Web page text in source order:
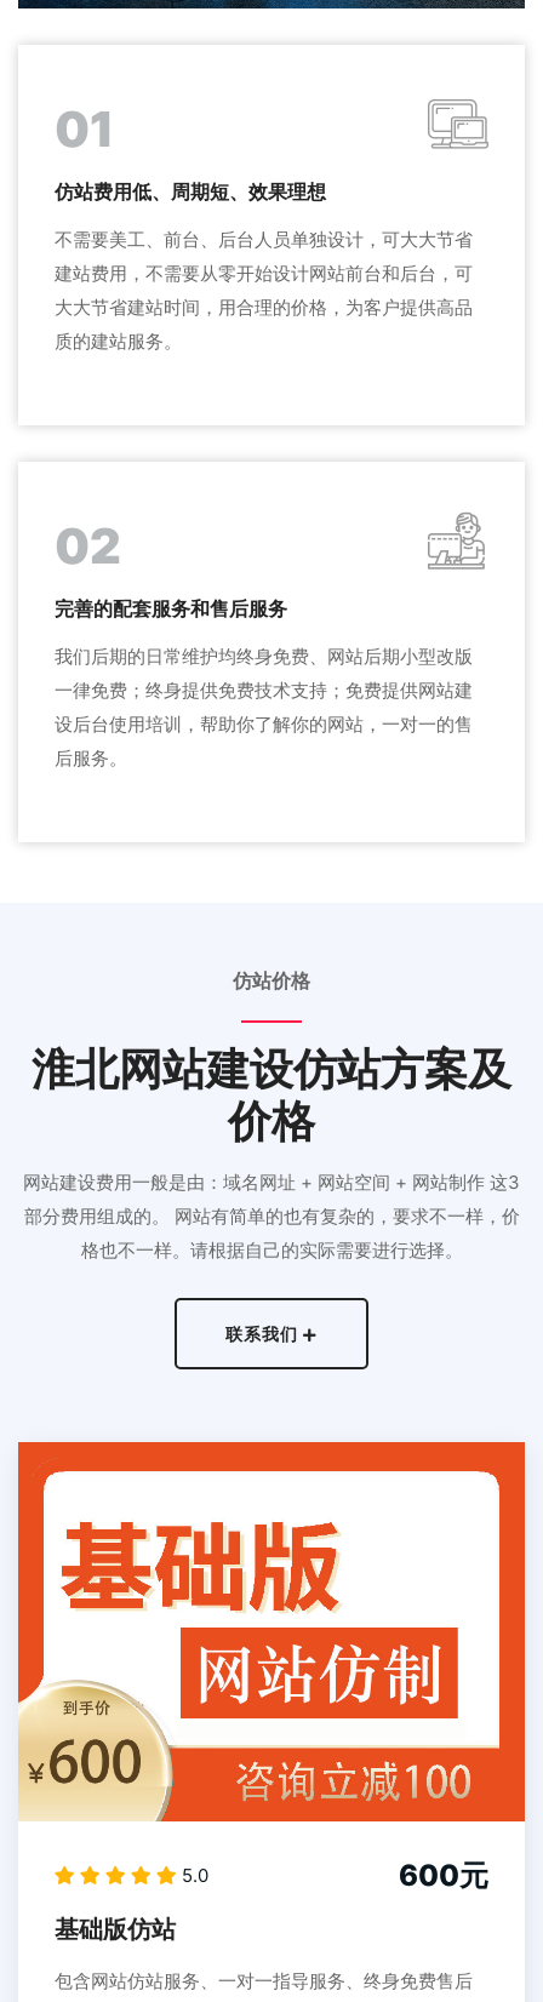
01
仿站费用低、周期短、效果理想
不需要美工、前台、后台人员单独设计，可大大节省
建站费用，不需要从零开始设计网站前台和后台，可
大大节省建站时间，用合理的价格，为客户提供高品
质的建站服务。
02
完善的配套服务和售后服务
我们后期的日常维护均终身免费、网站后期小型改版
一律免费；终身提供免费技术支持；免费提供网站建
设后台使用培训，帮助你了解你的网站，一对一的售
后服务。
仿站价格
淮北网站建设仿站方案及
价格
网站建设费用一般是由：域名网址 + 网站空间 + 网站制作 这3
部分费用组成的。 网站有简单的也有复杂的，要求不一样，价
格也不一样。请根据自己的实际需要进行选择。
联系我们
5.0 600元
基础版仿站
包含网站仿站服务、一对一指导服务、终身免费售后